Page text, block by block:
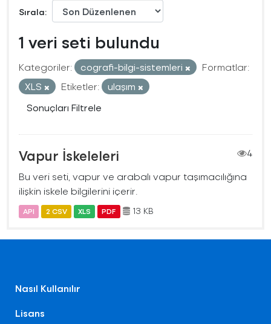
Sırala
1 veri seti bulundu
Kategoriler: cografi-bilgi-sistemleri
Formatlar:
XLS
Etiketler:
ulaşım
Sonuçları Filtrele
Vapur İskeleleri
4
Bu veri seti, vapur ve arabalı vapur taşımacılığına
ilişkin iskele bilgilerini içerir.
API 2 CSV XLS PDF 13 KB
Nasıl Kullanılır
Lisans